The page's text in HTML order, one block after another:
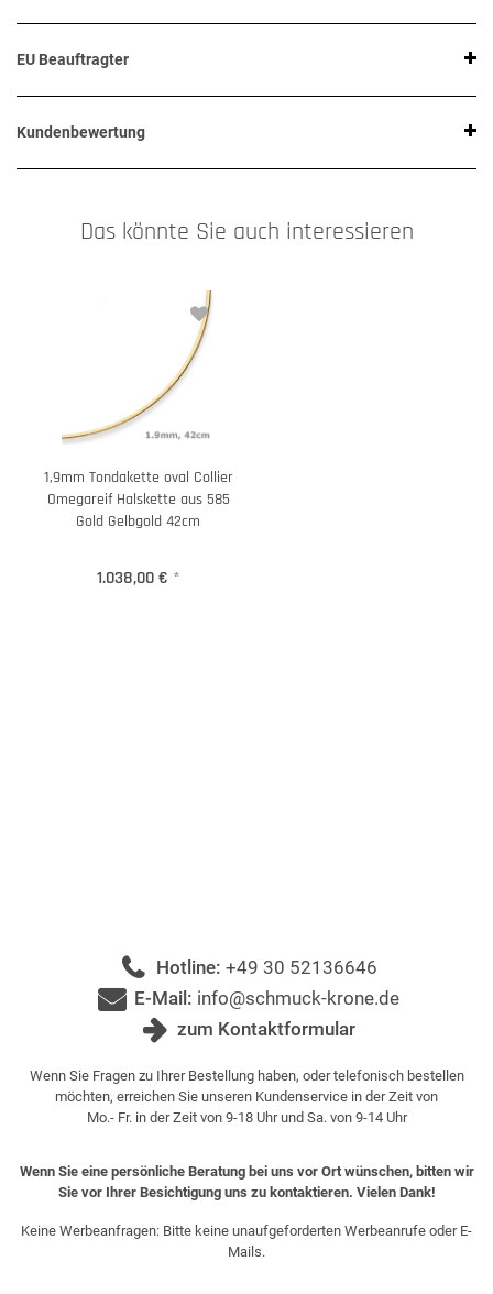
EU Beauftragter
Kundenbewertung
Das könnte Sie auch interessieren
1,9mm Tondakette oval Collier
Omegareif Halskette aus 585
Gold Gelbgold 42cm
1.038,00 € *
Hotline: +49 30 52136646
E-Mail: info@schmuck-krone.de
zum Kontaktformular
Wenn Sie Fragen zu Ihrer Bestellung haben, oder telefonisch bestellen
möchten, erreichen Sie unseren Kundenservice in der Zeit von
Mo.- Fr. in der Zeit von 9-18 Uhr und Sa. von 9-14 Uhr
Wenn Sie eine persönliche Beratung bei uns vor Ort wünschen, bitten wir
Sie vor Ihrer Besichtigung uns zu kontaktieren. Vielen Dank!
Keine Werbeanfragen: Bitte keine unaufgeforderten Werbeanrufe oder E-
Mails.